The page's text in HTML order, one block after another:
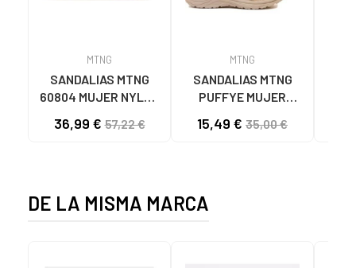
MTNG
SANDALIAS MTNG
60804 MUJER NYLON
TAUPE C59615 - -
36,99 €57,22 €
MTNG
SANDALIAS MTNG
PUFFYE MUJER
C60056 C60056 -
15,49 € 35,00 €
DE LA MISMA MARCA